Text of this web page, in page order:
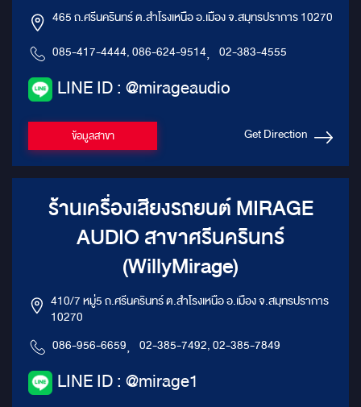
465 ถ.ศรีนครินทร์ ต.สำโรงเหนือ อ.เมือง จ.สมุทรปราการ 10270
085-417-4444, 086-624-9514, 02-383-4555
LINE ID : @mirageaudio
ข้อมูลสาขา Get Direction
ร้านเครื่องเสียงรถยนต์ MIRAGE
AUDIO สาขาศรีนครินทร์
(WillyMirage)
410/7 หมู่5 ถ.ศรีนครินทร์ ต.สำโรงเหนือ อ.เมือง จ.สมุทรปราการ
10270
086-956-6659, 02-385-7492, 02-385-7849
LINE ID : @mirage1